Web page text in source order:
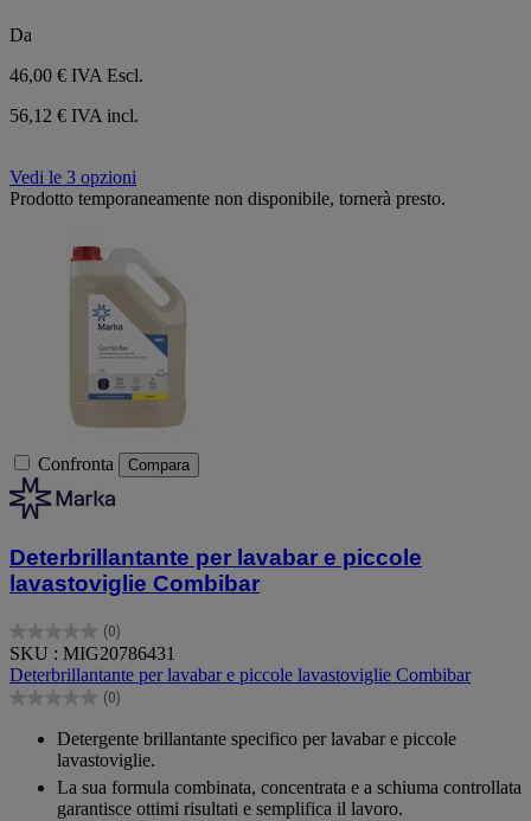
Da
46,00 € IVA Escl.
56,12 € IVA incl.
Vedi le 3 opzioni
Prodotto temporaneamente non disponibile, tornerà presto.
Confronta Compara
Deterbrillantante per lavabar e piccole
lavastoviglie Combibar
(0)
0.0
su
5
stelle.
SKU : MIG20786431
Deterbrillantante per lavabar e piccole lavastoviglie Combibar
(0)
0.0
Detergente brillantante specifico per lavabar e piccole
lavastoviglie.
La sua formula combinata, concentrata e a schiuma controllata
garantisce ottimi risultati e semplifica il lavoro.